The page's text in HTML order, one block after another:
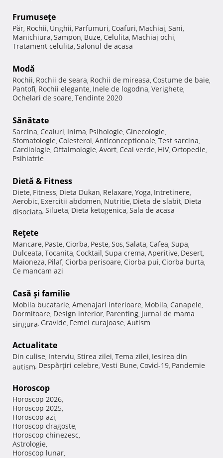
Frumuseţe
Păr, Rochii, Unghii, Parfumuri, Coafuri, Machiaj, Sani,
Manichiura, Sampon, Buze, Celulita, Machiaj ochi,
Tratament celulita, Salonul de acasa
Modă
Rochii, Rochii de seara, Rochii de mireasa, Costume de baie,
Pantofi, Rochii elegante, Inele de logodna, Verighete,
Ochelari de soare, Tendinte 2020
Sănătate
Sarcina, Ceaiuri, Inima, Psihologie, Ginecologie,
Stomatologie, Colesterol, Anticonceptionale, Test sarcina,
Cardiologie, Oftalmologie, Avort, Ceai verde, HIV, Ortopedie,
Psihiatrie
Dietă & Fitness
Diete, Fitness, Dieta Dukan, Relaxare, Yoga, Intretinere,
Aerobic, Exercitii abdomen, Nutritie, Dieta de slabit, Dieta
disociata, Silueta, Dieta ketogenica, Sala de acasa
Reţete
Mancare, Paste, Ciorba, Peste, Sos, Salata, Cafea, Supa,
Dulceata, Tocanita, Cocktail, Supa crema, Aperitive, Desert,
Maioneza, Pilaf, Ciorba perisoare, Ciorba pui, Ciorba burta,
Ce mancam azi
Casă şi familie
Mobila bucatarie, Amenajari interioare, Mobila, Canapele,
Dormitoare, Design interior, Parenting, Jurnal de mama
singura, Gravide, Femei curajoase, Autism
Actualitate
Din culise, Interviu, Stirea zilei, Tema zilei, Iesirea din
autism, Despărţiri celebre, Vesti Bune, Covid-19, Pandemie
Horoscop
Horoscop 2026,
Horoscop 2025,
Horoscop azi,
Horoscop dragoste,
Horoscop chinezesc,
Astrologie,
Horoscop lunar,